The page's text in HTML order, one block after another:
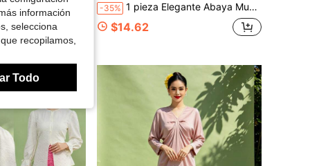
calado, adecuado para primavera y verano, blusa blanca para mujer -35% 1 pieza Elegante Abaya Musulmana de Manga Corta para Mujer (Capa Interior No Incluida)
$14.62
información
selecciona
recopilamos,
Todo